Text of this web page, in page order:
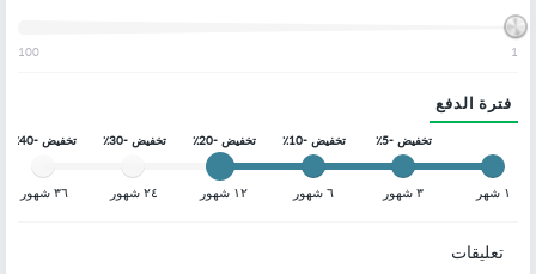
1
100
فترة الدفع
١ شهر ٣ شهور
تخفيض -5٪
٦ شهور
تخفيض -10٪
١٢ شهور
تخفيض -20٪
٢٤ شهور
تخفيض -30٪
٣٦ شهور
تخفيض -40٪
تعليقات